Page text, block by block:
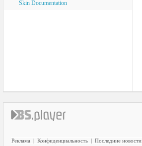
Skin Documentation
Реклама | Конфиденциальность | Последние новости